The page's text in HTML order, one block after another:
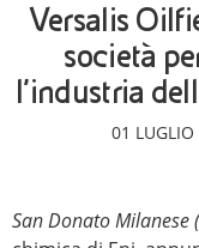
Versalis
società
l’industria
01
San Donato Milanese